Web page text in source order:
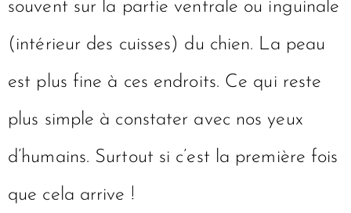
souvent sur la partie ventrale ou inguinale
(intérieur des cuisses) du chien. La peau
est plus fine à ces endroits. Ce qui reste
plus simple à constater avec nos yeux
d’humains. Surtout si c’est la première fois
que cela arrive !